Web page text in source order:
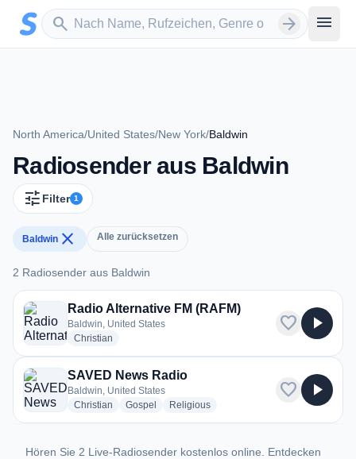
Zum Hauptinhalt springen
search
Sender suchen arrow_forward menu
North America/United States/New York/Baldwin
Radiosender aus Baldwin
tune Filter 1
Baldwin close Alle zurücksetzen
2 Radiosender aus Baldwin
2 Radiosender aus Baldwin
Radio Alternative FM (RAFM)
Baldwin, United States
Christian
favorite play_arrow
SAVED News Radio
Baldwin, United States
Christian radio stations
Gospel radio stations
Religiousradio stations
favorite play_arrow
Hören Sie 2 Live-Radiosender kostenlos online. Entdecken